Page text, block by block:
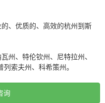
、优质的、高效的杭州到斯
州、特伦钦州、尼特拉州、
索夫州、科希策州。
询